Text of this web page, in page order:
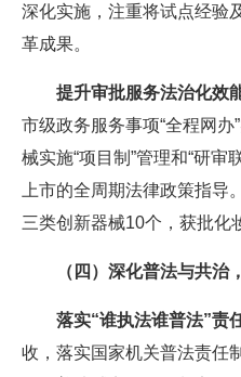
深化实施，注重将试点经验
革成果。
提升审批服务法治化效能
市级政务服务事项“全程网
械实施“项目制”管理和“研审
上市的全周期法律政策指
三类创新器械10个，获批化
（四）深化普法与共治，
落实“谁执法谁普法”责
收，落实国家机关普法责任